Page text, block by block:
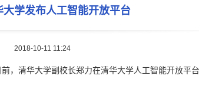
大学发布人工智能开放平台
2018-10-11 11:24
，清华大学副校长郑力在清华大学人工智能开放平